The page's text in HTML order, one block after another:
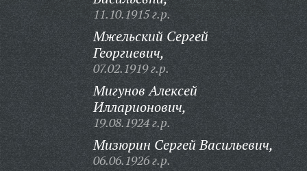
11.10.1915 г.р.
Мжельский Сергей
Георгиевич,
07.02.1919 г.р.
Мигунов Алексей
Илларионович,
19.08.1924 г.р.
Мизюрин Сергей Васильевич,
06.06.1926 г.р.